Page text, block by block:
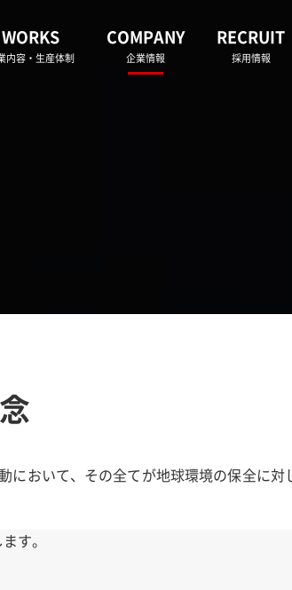
WORKS
内容・生産体制
COMPANY
企業情報
RECRUIT
採用情報
において、その全てが地球環境の保全に
す。